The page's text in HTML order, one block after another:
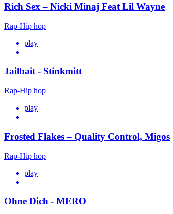
Rich Sex – Nicki Minaj Feat Lil Wayne
Rap-Hip hop
play
Jailbait - Stinkmitt
Rap-Hip hop
play
Frosted Flakes – Quality Control, Migos
Rap-Hip hop
play
Ohne Dich - MERO